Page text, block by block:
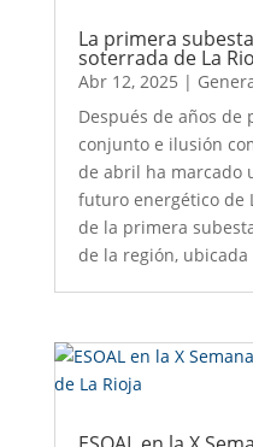
La primera
soterrada de La
Abr 12, 2025 |
Después de años de
conjunto e ilusión
de abril ha marcado
futuro energético de
de la primera
de la región,